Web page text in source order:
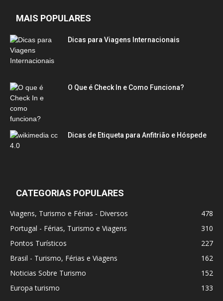
MAIS POPULARES
Dicas para Viagens Internacionais
O Que é Check In e Como Funciona?
Dicas de Etiqueta para Anfitrião e Hóspede
CATEGORIAS POPULARES
Viagens, Turismo e Férias - Diversos
478
Portugal - Férias, Turismo e Viagens
310
Pontos Turísticos
227
Brasil - Turismo, Férias e Viagens
162
Noticias Sobre Turismo
152
Europa turismo
133